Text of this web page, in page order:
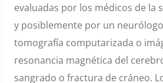
evaluadas por los médicos de la
y posiblemente por un neurólogo
tomografía computarizada o
resonancia magnética del
sangrado o fractura de cráneo.